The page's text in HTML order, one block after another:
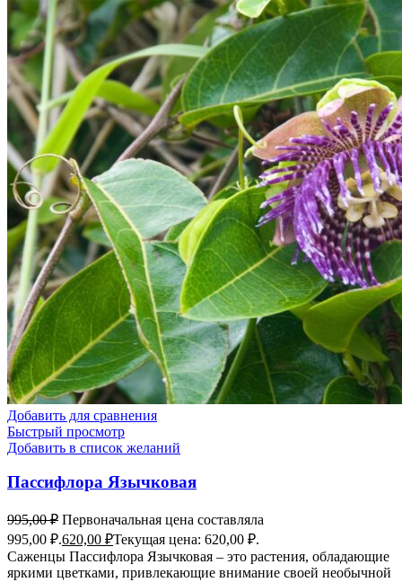
Добавить для сравнения
Быстрый просмотр
Добавить в список желаний
Пассифлора Язычковая
995,00₽ Первоначальная цена составляла
995,00 ₽.620,00 ₽Текущая цена: 620,00 ₽.
Саженцы Пассифлора Язычковая – это растения, обладающие
яркими цветками, привлекающие внимание своей необычной